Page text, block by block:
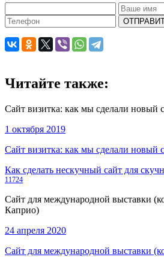
Читайте также:
Сайт визитка: как мы сделали новый
1 октября 2019
Сайт визитка: как мы сделали новый
Как сделать нескучный сайт для
11724
Сайт для международной выставки
Каприо)
24 апреля 2020
Сайт для международной выставки